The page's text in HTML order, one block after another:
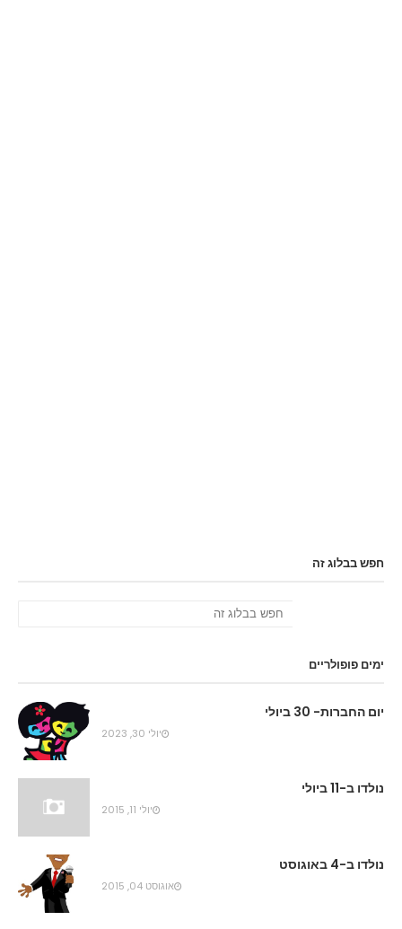
חפש בבלוג זה
ימים פופולריים
יום החברות- 30 ביולי
יולי 30, 2023
נולדו ב-11 ביולי
יולי 11, 2015
נולדו ב-4 באוגוסט
אוגוסט 04, 2015